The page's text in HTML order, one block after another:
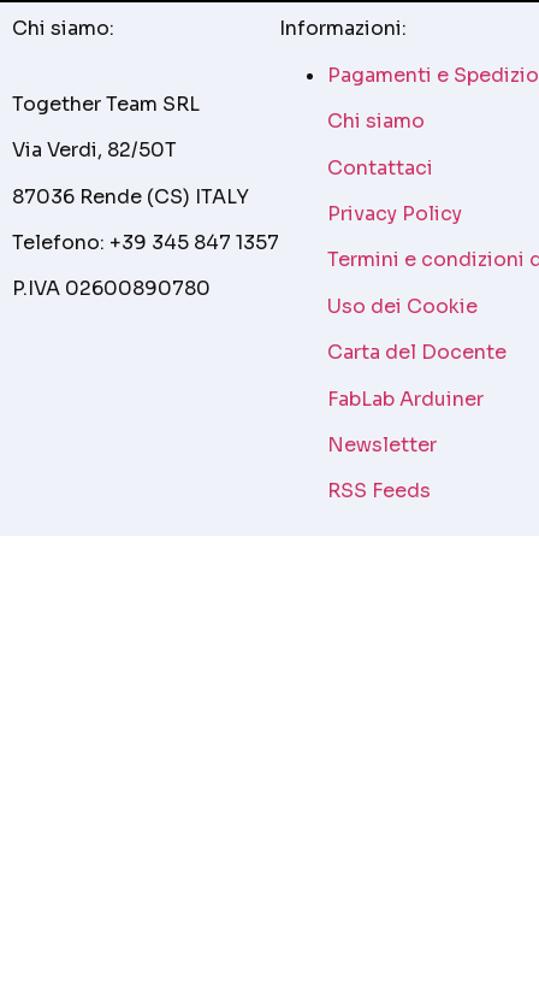
Chi siamo:
Together Team SRL
Via Verdi, 82/50T
87036 Rende (CS) ITALY
Telefono: +39 345 847 1357
P.IVA 02600890780
Informazioni:
Pagamenti e
Chi siamo
Contattaci
Privacy Policy
Termini e condizioni
Uso dei Cookie
Carta del Docente
FabLab Arduiner
Newsletter
RSS Feeds